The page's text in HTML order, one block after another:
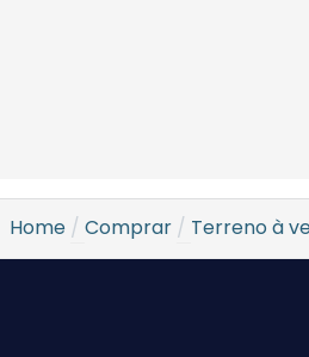
Home Comprar Terreno à